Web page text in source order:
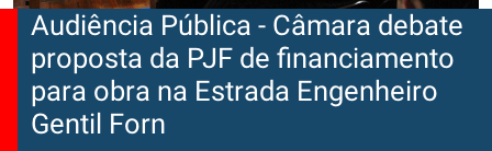
Audiência Pública - Câmara debate
proposta da PJF de financiamento
para obra na Estrada Engenheiro
Gentil Forn